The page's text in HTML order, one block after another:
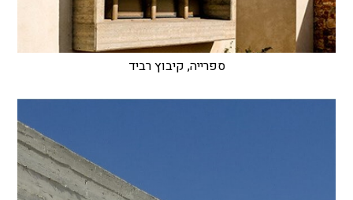
ספרייה, קיבוץ רביד